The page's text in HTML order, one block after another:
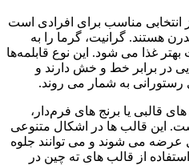
انتخابی مناسب برای افرادی است
هستند. گرانیت، گرما را به‌
غذا می‌ شود. این نوع قابلمه‌ها
در برابر خط و خش دارند و
رستورانی به‌ شمار می‌ روند.
قالبی یا برنج‌ های فرم‌دار،
این قالب‌ ها در اشکال متنوعی
عرضه می‌ شوند و می‌ توانند جلوه‌
از قالب‌ های ته‌ چین در